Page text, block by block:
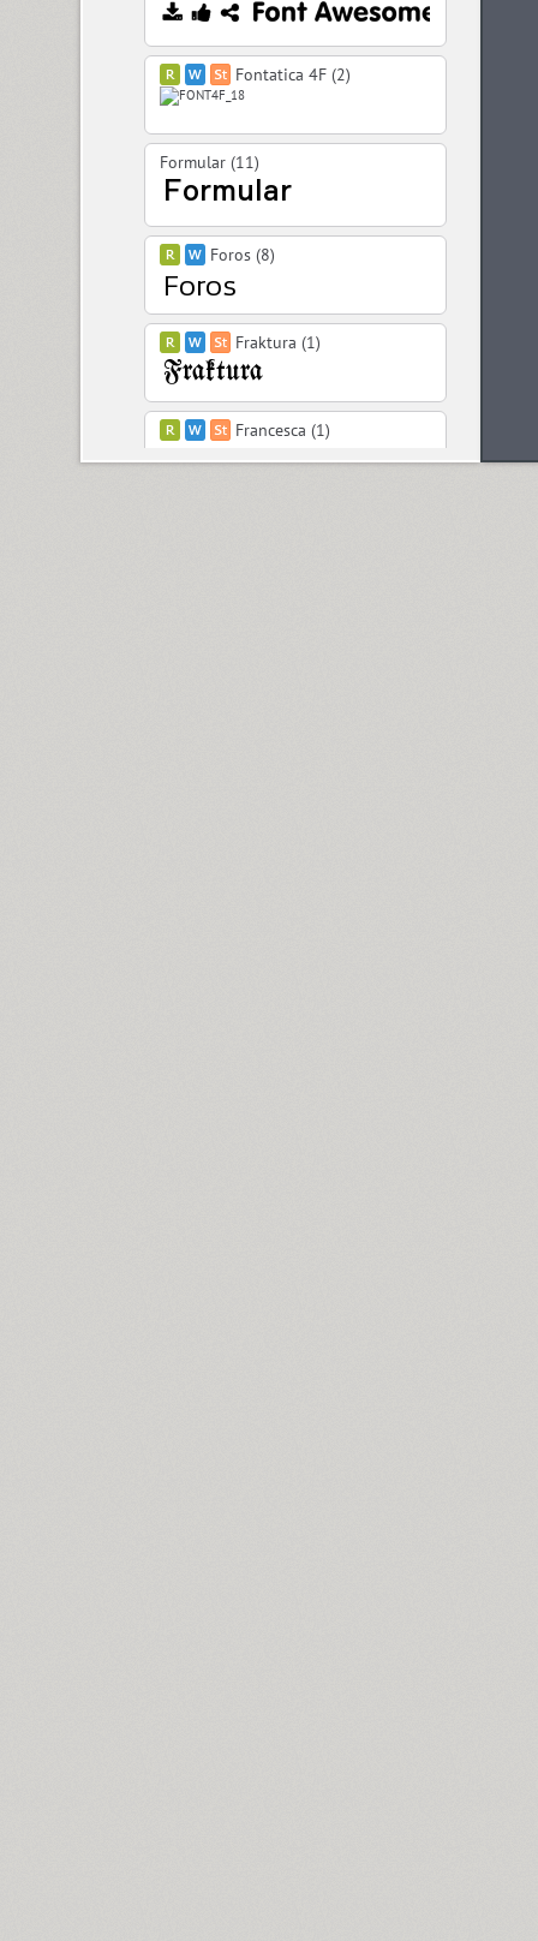
Fontatica 4F (2)
Formular (11)
Foros (8)
Fraktura (1)
Francesca (1)